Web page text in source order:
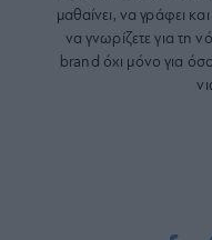
μαθαίνει, να γράφει
να γνωρίζετε για τη
brand όχι μόνο για